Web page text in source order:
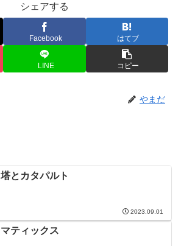
シェアする
Facebook はてブ
LINE コピー
やまだ
塔とカタパルト
2023.09.01
マティックス